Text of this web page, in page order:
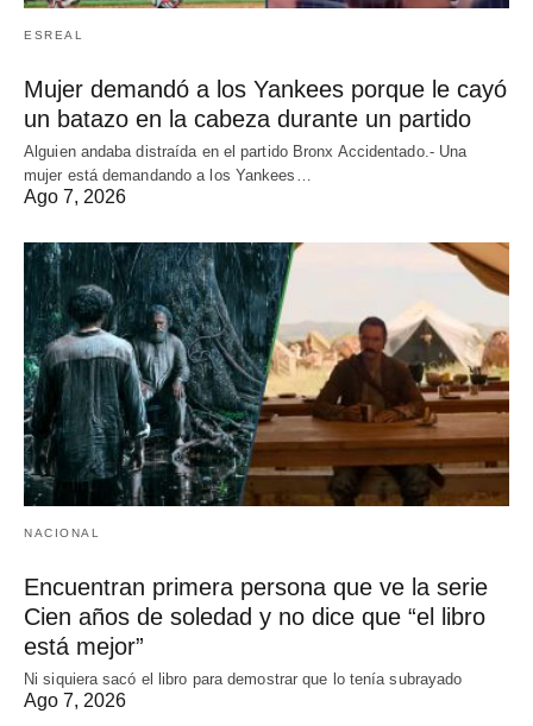
ESREAL
Mujer demandó a los Yankees porque le cayó
un batazo en la cabeza durante un partido
Alguien andaba distraída en el partido Bronx Accidentado.- Una
mujer está demandando a los Yankees…
Ago 7, 2026
NACIONAL
Encuentran primera persona que ve la serie
Cien años de soledad y no dice que “el libro
está mejor”
Ni siquiera sacó el libro para demostrar que lo tenía subrayado
Ago 7, 2026